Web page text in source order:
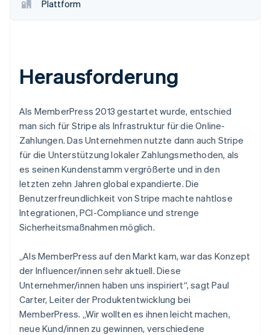
Plattform
Herausforderung
Als MemberPress 2013 gestartet wurde, entschied
man sich für Stripe als Infrastruktur für die Online-
Zahlungen. Das Unternehmen nutzte dann auch Stripe
für die Unterstützung lokaler Zahlungsmethoden, als
es seinen Kundenstamm vergrößerte und in den
letzten zehn Jahren global expandierte. Die
Benutzerfreundlichkeit von Stripe machte nahtlose
Integrationen, PCI-Compliance und strenge
Sicherheitsmaßnahmen möglich.
„Als MemberPress auf den Markt kam, war das Konzept
der Influencer/innen sehr aktuell. Diese
Unternehmer/innen haben uns inspiriert“, sagt Paul
Carter, Leiter der Produktentwicklung bei
MemberPress. „Wir wollten es ihnen leicht machen,
neue Kund/innen zu gewinnen, verschiedene